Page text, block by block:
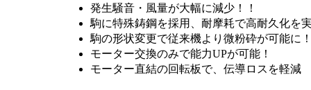
発生騒音・風量が大幅に減少！！
駒に特殊鋳鋼を採用、耐摩耗で高耐久化を
駒の形状変更で従来機より微粉砕が可能に
モーター交換のみで能力UPが可能！
モーター直結の回転板で、伝導ロスを軽減